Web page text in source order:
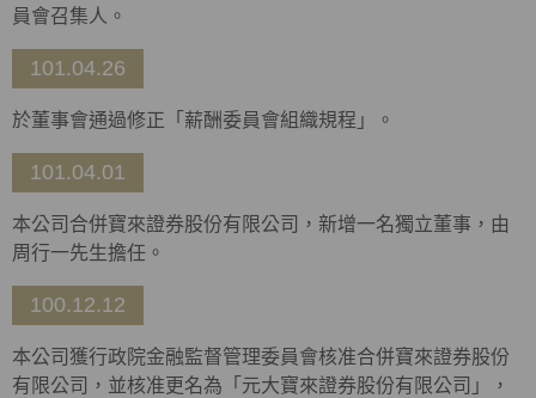
員會召集人。
101.04.26
於董事會通過修正「薪酬委員會組織規程」。
101.04.01
本公司合併寶來證券股份有限公司，新增一名獨立董事，由
周行一先生擔任。
100.12.12
本公司獲行政院金融監督管理委員會核准合併寶來證券股份
有限公司，並核准更名為「元大寶來證券股份有限公司」，